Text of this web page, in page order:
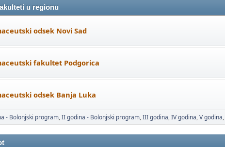
u regionu
odsek Novi Sad
fakultet Podgorica
odsek Banja Luka
- Bolonjski program II godina - Bolonjski program III godina IV godina V godina